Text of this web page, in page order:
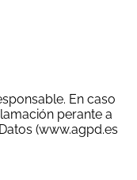
En caso
perante a
(www.agpd.es